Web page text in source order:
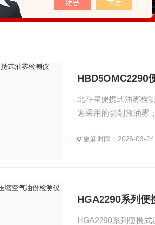
HBD5OMC2290
北斗星便携式油雾检
遍采用的切削液油雾
更新时间：2026-03-24
HGA2290系列便
HGA2290系列便携